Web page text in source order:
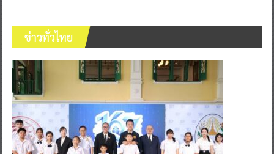
ข่าวทั่วไทย